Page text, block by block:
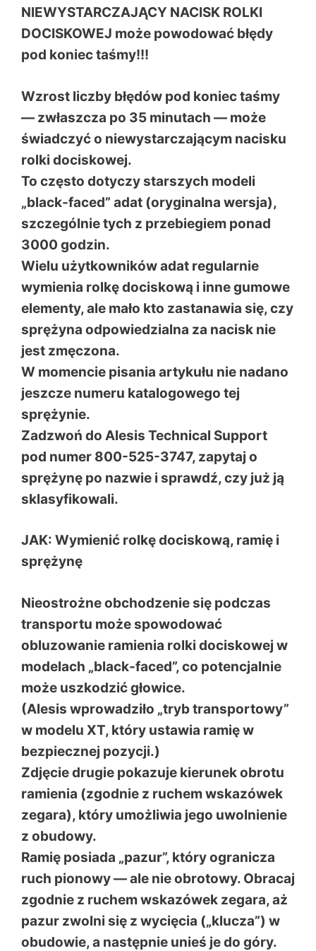
NIEWYSTARCZAJĄCY NACISK ROLKI
DOCISKOWEJ może powodować błędy
pod koniec taśmy!!!
Wzrost liczby błędów pod koniec taśmy
— zwłaszcza po 35 minutach — może
świadczyć o niewystarczającym nacisku
rolki dociskowej.
To często dotyczy starszych modeli
„black-faced” adat (oryginalna wersja),
szczególnie tych z przebiegiem ponad
3000 godzin.
Wielu użytkowników adat regularnie
wymienia rolkę dociskową i inne gumowe
elementy, ale mało kto zastanawia się, czy
sprężyna odpowiedzialna za nacisk nie
jest zmęczona.
W momencie pisania artykułu nie nadano
jeszcze numeru katalogowego tej
sprężynie.
Zadzwoń do Alesis Technical Support
pod numer 800-525-3747, zapytaj o
sprężynę po nazwie i sprawdź, czy już ją
sklasyfikowali.
JAK: Wymienić rolkę dociskową, ramię i
sprężynę
Nieostrożne obchodzenie się podczas
transportu może spowodować
obluzowanie ramienia rolki dociskowej w
modelach „black-faced”, co potencjalnie
może uszkodzić głowice.
(Alesis wprowadziło „tryb transportowy”
w modelu XT, który ustawia ramię w
bezpiecznej pozycji.)
Zdjęcie drugie pokazuje kierunek obrotu
ramienia (zgodnie z ruchem wskazówek
zegara), który umożliwia jego uwolnienie
z obudowy.
Ramię posiada „pazur”, który ogranicza
ruch pionowy — ale nie obrotowy. Obracaj
zgodnie z ruchem wskazówek zegara, aż
pazur zwolni się z wycięcia („klucza”) w
obudowie, a następnie unieś je do góry.